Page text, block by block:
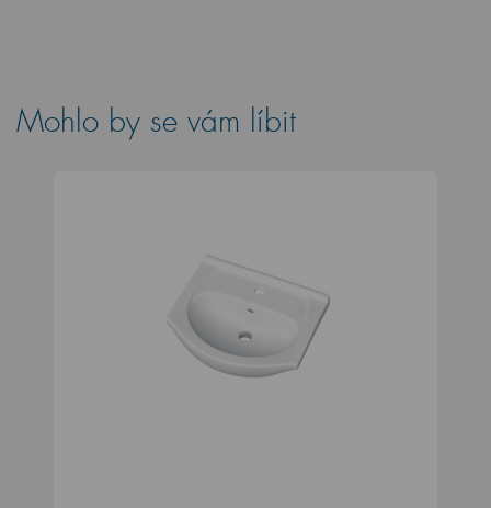
Mohlo by se vám líbit